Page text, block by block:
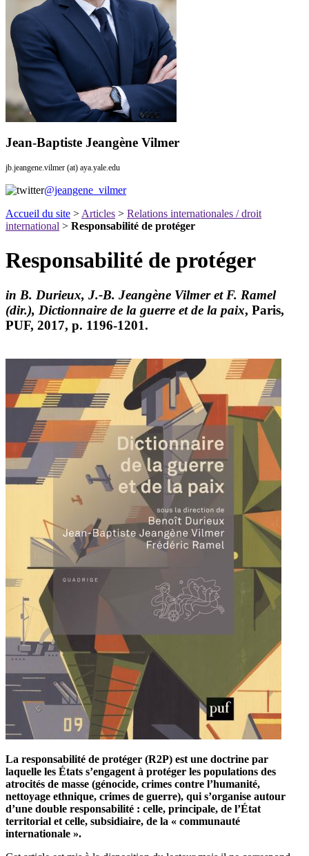
Jean-Baptiste Jeangène Vilmer
jb.jeangene.vilmer (at) aya.yale.edu
@jeangene_vilmer
Accueil du site >Articles > Relations internationales / droit
international > Responsabilité de protéger
Responsabilité de protéger
in B. Durieux, J.-B. Jeangène Vilmer et F. Ramel
(dir.), Dictionnaire de la guerre et de la paix, Paris,
PUF, 2017, p. 1196-1201.
La responsabilité de protéger (R2P) est une doctrine par
laquelle les États s’engagent à protéger les populations des
atrocités de masse (génocide, crimes contre l’humanité,
nettoyage ethnique, crimes de guerre), qui s’organise autour
d’une double responsabilité : celle, principale, de l’État
territorial et celle, subsidiaire, de la « communauté
internationale ».